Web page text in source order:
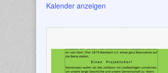
Kalender anzeigen